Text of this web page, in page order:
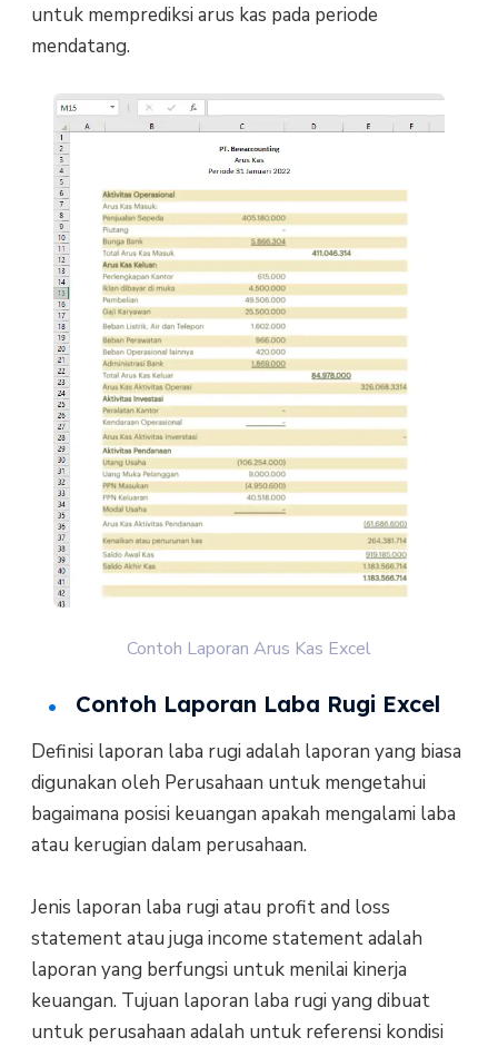
untuk memprediksi arus kas pada periode
mendatang.
Contoh Laporan Arus Kas Excel
Contoh Laporan Laba Rugi Excel
Definisi laporan laba rugi adalah laporan yang biasa
digunakan oleh Perusahaan untuk mengetahui
bagaimana posisi keuangan apakah mengalami laba
atau kerugian dalam perusahaan.
Jenis laporan laba rugi atau profit and loss
statement atau juga income statement adalah
laporan yang berfungsi untuk menilai kinerja
keuangan. Tujuan laporan laba rugi yang dibuat
untuk perusahaan adalah untuk referensi kondisi